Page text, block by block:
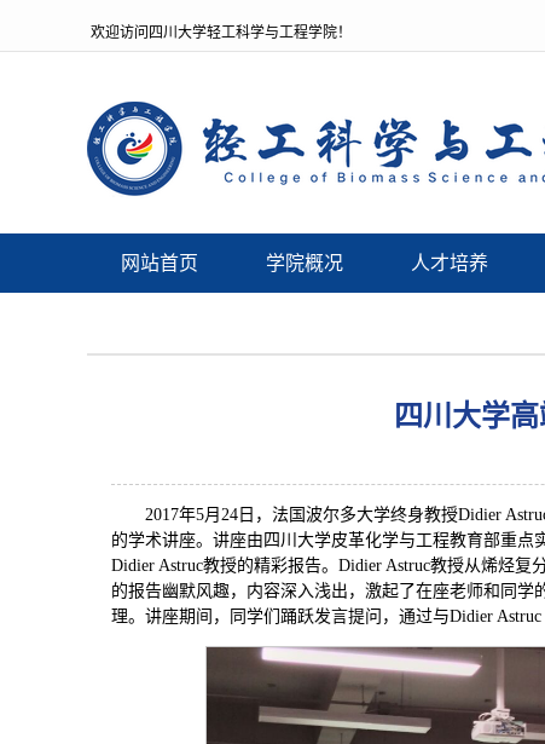
欢迎访问四川大学轻工科学与工程学院！
网站首页 学院概况 人才培养
四川大学
2017年5月24日，法国波尔多大学终身教授Didier
的学术讲座。讲座由四川大学皮革化学与工程教育部重
Didier Astruc教授的精彩报告。Didier Astruc教授从烯烃
的报告幽默风趣，内容深入浅出，激起了在座老师和同
理。讲座期间，同学们踊跃发言提问，通过与Didier